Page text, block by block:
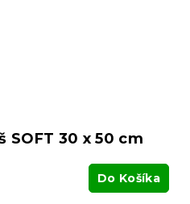
30 x 50 cm
Do Košíka